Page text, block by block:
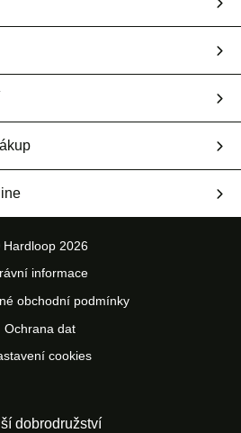
2026
informace
obchodní podmínky
Ochrana dat
cookies
dobrodružství